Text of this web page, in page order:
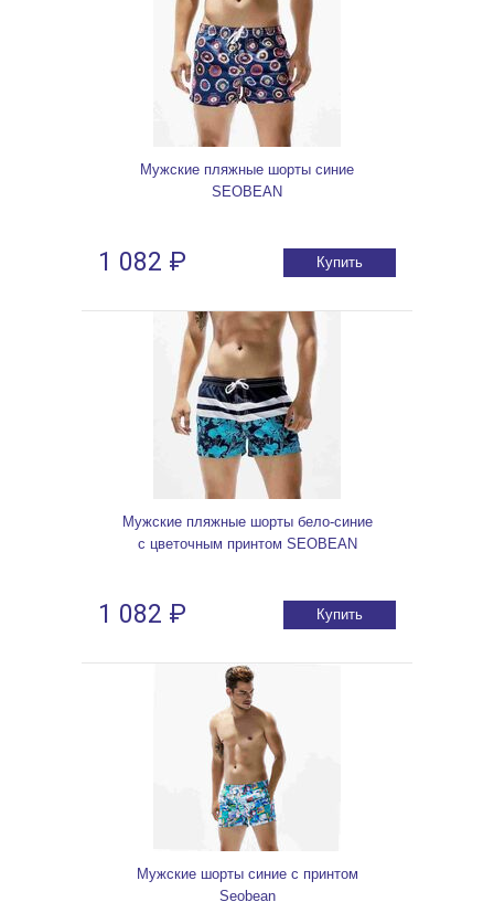
Мужские пляжные шорты синие
SEOBEAN
1 082 ₽ Купить
Мужские пляжные шорты бело-синие
с цветочным принтом SEOBEAN
1 082 ₽ Купить
Мужские шорты синие с принтом
Seobean